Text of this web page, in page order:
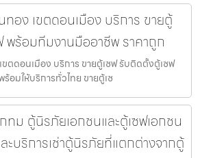
ทอง เขตดอนเมือง บริการ ขายตู้
พร้อมทีมงานมืออาชีพ ราคาถูก
ขตดอนเมือง บริการ ขายตู้เซฟ รับติดตั้งตู้เซฟ
มให้บริการทั่วไทย ขายตู้เซ
ม ตู้นิรภัยเอกชนและตู้เซฟเอกชน
ะบริการเช่าตู้นิรภัยที่แตกต่างจากตู้